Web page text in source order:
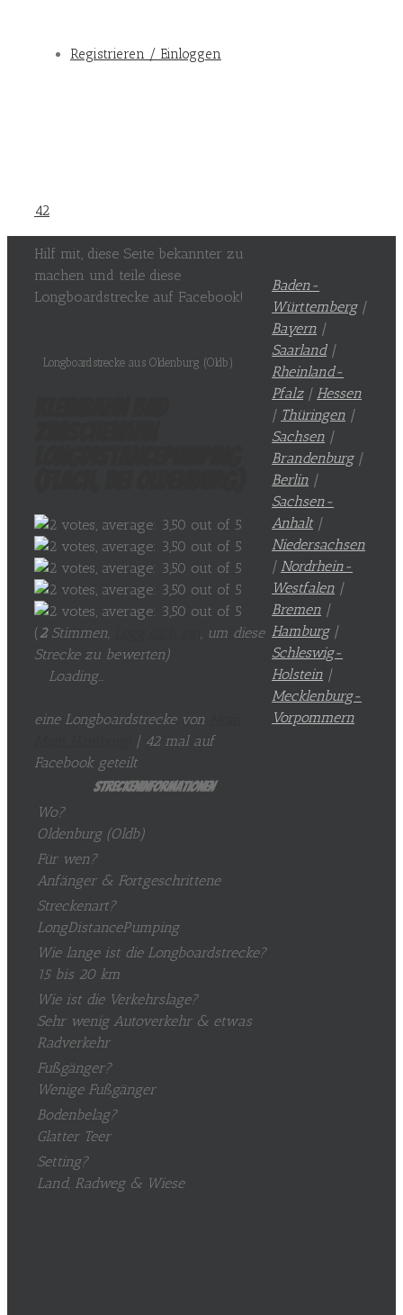
Registrieren / Einloggen
42
Hilf mit, diese Seite bekannter zu
machen und teile diese
Longboardstrecke auf Facebook!
Longboardstrecke aus Oldenburg (Oldb)
(2Stimmen,
, um diese
Strecke zu bewerten)
Loading...
eine Longboardstrecke von
| 42 mal auf
Facebook geteilt
Streckeninformationen
Wo?
Oldenburg (Oldb)
Für wen?
Anfänger & Fortgeschrittene
Streckenart?
LongDistancePumping
Wie lange ist die Longboardstrecke?
15 bis 20 km
Wie ist die Verkehrslage?
Sehr wenig Autoverkehr & etwas
Radverkehr
Fußgänger?
Wenige Fußgänger
Bodenbelag?
Glatter Teer
Setting?
Land, Radweg & Wiese
Baden-
Württemberg|
Bayern |
Saarland|
Rheinland-
Pfalz|Hessen
| Thüringen |
Sachsen |
Brandenburg|
Berlin |
Sachsen-
Anhalt|
Niedersachsen
| Nordrhein-
Westfalen |
Bremen |
Hamburg|
Schleswig-
Holstein |
Mecklenburg-
Vorpommern